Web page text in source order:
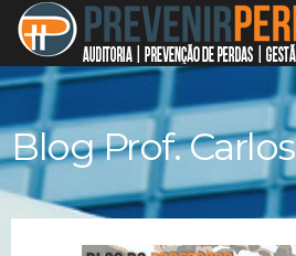
Blog Prof. Carlos